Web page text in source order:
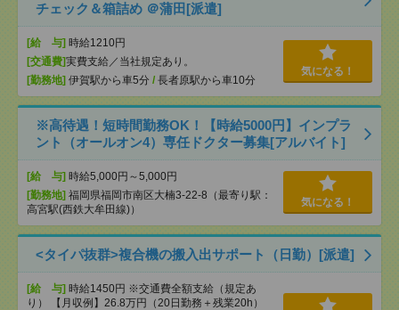
チェック＆箱詰め ＠蒲田[派遣]
[給 与] 時給1210円
[交通費]実費支給／当社規定あり。
[勤務地] 伊賀駅から車5分 / 長者原駅から車10分
気になる！
※高待遇！短時間勤務OK！【時給5000円】インプラ
ント（オールオン4）専任ドクター募集[アルバイト]
[給 与] 時給5,000円～5,000円
[勤務地] 福岡県福岡市南区大楠3-22-8（最寄り駅：
高宮駅(西鉄大牟田線)）
気になる！
<タイパ抜群>複合機の搬入出サポート（日勤）[派遣]
[給 与] 時給1450円 ※交通費全額支給（規定あ
り） 【月収例】26.8万円（20日勤務＋残業20h）